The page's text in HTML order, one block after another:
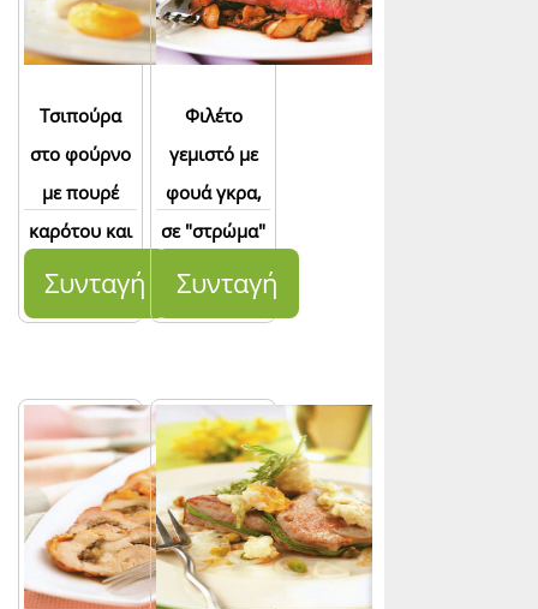
Τσιπούρα
στο φούρνο
με πουρέ
καρότου και
θυμάρι
Συνταγή
Φιλέτο
γεμιστό με
φουά γκρα,
σε "στρώμα"
μανιταριών
Συνταγή